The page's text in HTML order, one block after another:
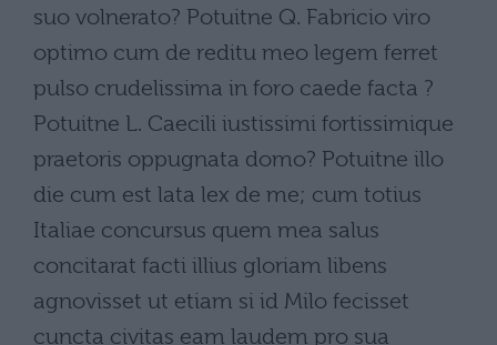
suo volnerato? Potuitne Q. Fabricio viro
optimo cum de reditu meo legem ferret
pulso crudelissima in foro caede facta ?
Potuitne L. Caecili iustissimi fortissimique
praetoris oppugnata domo? Potuitne illo
die cum est lata lex de me; cum totius
Italiae concursus quem mea salus
concitarat facti illius gloriam libens
agnovisset ut etiam si id Milo fecisset
cuncta civitas eam laudem pro sua